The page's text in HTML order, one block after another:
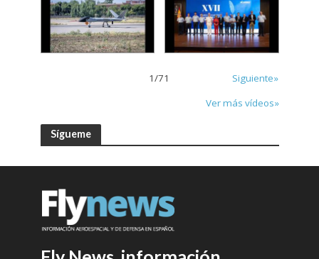
1/71
Siguiente»
Ver más vídeos»
Sígueme